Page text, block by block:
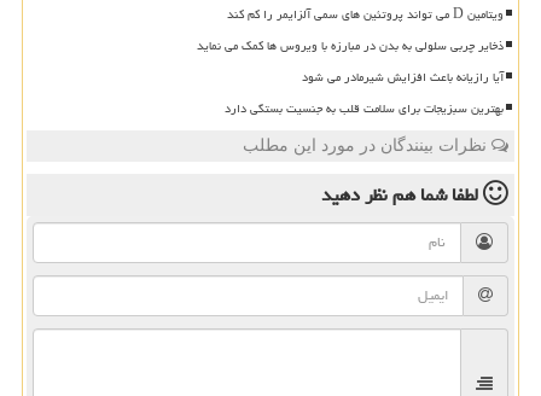
ویتامین D می تواند پروتئین های سمی آلزایمر را کم کند
ذخایر چربی سلولی به بدن در مبارزه با ویروس ها کمک می نماید
آیا رازیانه باعث افزایش شیرمادر می شود
بهترین سبزیجات برای سلامت قلب به جنسیت بستگی دارد
نظرات بینندگان در مورد این مطلب
لطفا شما همنظر دهید